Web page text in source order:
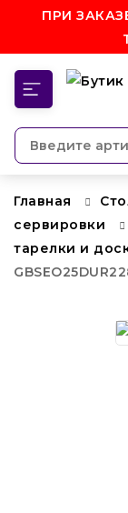
ПРИ
Главная
сервировки
тарелки и